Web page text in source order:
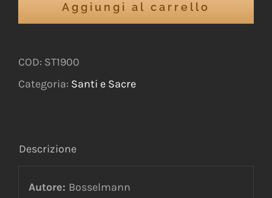
Aggiungi al carrello
COD: ST1900
Categoria: Santi e Sacre
Descrizione
Autore: Bosselmann